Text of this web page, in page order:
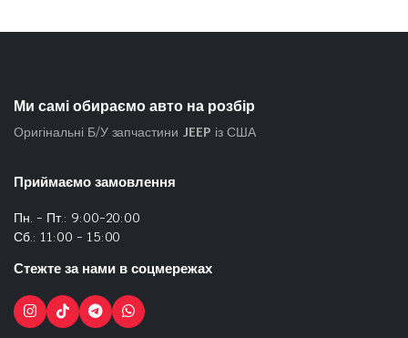
Ми самі обираємо авто на розбір
Оригінальні Б/У запчастини JEEP із США
Приймаємо замовлення
Пн. - Пт.: 9:00-20:00
Сб.: 11:00 - 15:00
Стежте за нами в соцмережах